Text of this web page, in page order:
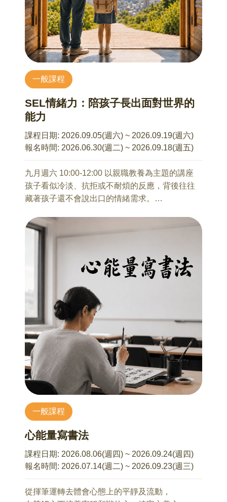
10/23(五) 8:00~17:30 金瓜石：山城與歲月之旅
馬繼康 老師
從金礦歷史、山城聚落與礦業遺構，理解臺灣近
代產業發展與礦業文化。
11/6(五) 8:00~17:30 銅鑼秋色之旅
馬繼康 老師
仰與農村文化，感受地方風土魅力。
12/11(五) 8:00~17:30 羅東林業之旅
馬繼康 老師
業文化與城市歷史脈絡。
【活動須知】(必讀)
(1) 本活動以 32 人為最低成團人數。若報名人數
未達成團標準，主辦單位保留延期、調整活動內
容或取消活動之權利，並將全額退還已繳納之報
(2) 低收入戶、中低收入戶、身心障礙者，報名均
需持證明文件，繳交保證金新台幣1600元。全程
參與活動後，本會將退還已繳保證金之 50%。以
原報名費每人新臺幣 1,600 元計算，實際負擔費
用為每人新臺幣 800 元。
(3) 本活動由和泰純青基金會主辦，並委由星球旅
行社辦理相關旅遊服務事宜。除不可抗力如天災
行社及交通部觀光署公告之《國內旅遊定型化契
(4) 本活動費用包含之名領隊講師費、交通及深度
文化導覽體驗、餐費、旅遊平安保險，並未進行
(5) 遊程內容皆包含部份步行及戶外活動，請報名
讓親子溝通不再只是「我都是為你好」，而是能
慢慢轉化為孩子聽得進去、父母也說得出口的溫
和連結。
8/1 青少年親子溝通互動
許珮綺 諮商心理師
適合對象：13～18 歲學生（國一～高三）及其家
你的家中，也有一位正在經歷青春風暴的孩子
嗎？
很多時候明明其實很在乎、也很想靠近，但不知
道為什麼，越關心、孩子卻越沉默；越想問清
楚、氣氛卻越容易變得緊繃。那些原本出於愛的
提醒與叮嚀，最後卻常常變成爭吵，甚至讓彼此
都受傷。看著孩子的改變，很多家長心裡其實是
著急的，曾經那個超級依賴你、會分享生活大小
著問、試著管、試著提醒，但關係卻好像越來越
難靠近。這場講座會從青少年的發展變化出發，
也會談到家長在關係中的擔心與用力，陪著大家
一起看懂看似難搞的青少年指南：孩子的「不
說」，背後正在發生什麼？以及為什麼有些我們
以為的關心，在孩子感受裡，卻被解讀成壓力或
控制？ 講座中我們也會一起討論，當關係卡住的
時候，除了「管」，還有沒有其他更可能讓彼此
靠近的方式呢？練習從「理解」的角度出發，讓
對話有機會重新開始，將衝突轉化為溫和連結。
8/8 是什麼讓我們在親子關係中糾結難熬？
張宇傑 諮商心理師
適合對象：國小到大學孩子的家長
2、從根源下手的衝突解方演練
8/15 溫柔又堅定的溝通心法
張宇傑 諮商心理師
適合對象：國小到大學孩子的家長
2、溫柔又堅定的有效溝通演練
一般課程
SEL情緒力：陪孩子長出面對世界的
能力
課程日期: 2026.09.05(週六) ~ 2026.09.19(週六)
報名時間: 2026.06.30(週二) ~ 2026.09.18(週五)
九月週六 10:00-12:00 以親職教養為主題的講座
孩子看似冷淡、抗拒或不耐煩的反應，背後往往
藏著孩子還不會說出口的情緒需求。
的變化，孩子需要的不只是被要求冷靜，更需要
有人陪他們學會辨識情緒、理解自己、建立界
線，並練習做出更成熟的選擇。
9/5 用SEL讓孩子從「煩死了」變「我試試」
楊格 諮商心理師
9歲~15歲孩子的家長
當孩子進入中高年級，最令家長崩潰的往往不是
成績，而是那句冷冷的「煩死了」、「隨便」或
「不知道」。在快速變動的數位時代，SEL（社
交情緒學習）不再只是優雅的術語，而是孩子在
同儕競爭、網路壓力和青春期風暴中，最需要的
「心理強心針」。 我們不走教條路線，而是以
「情緒翻譯官」的視角，帶領家長解碼孩子冷酷
外殼下的情緒需求，透過實戰技巧，把親子對立
變成並肩作戰。
*解密「施工中」的大腦： 為什麼溫順的孩子突然
變得很難聊？理解中高年級生理與情緒的斷層。
*破解孩子的情緒密碼： 聽懂「煩死了」背後的求
救訊號。學習如何標記情緒，讓衝突在第一秒降
溫。
一般課程
心能量寫書法
課程日期: 2026.08.06(週四) ~ 2026.09.24(週四)
報名時間: 2026.07.14(週二) ~ 2026.09.23(週三)
從揮筆運轉去體會心態上的平靜及流動，